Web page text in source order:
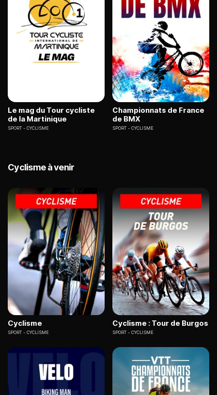
Le mag du Tour cycliste
de la Martinique
SPORT CYCLISME
Championnats de France
de BMX
SPORT CYCLISME
Cyclisme à venir
Cyclisme
SPORT CYCLISME
Cyclisme : Tour de Burgos
SPORT CYCLISME